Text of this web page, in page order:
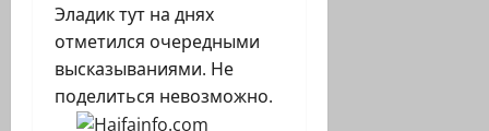
Эладик тут на днях
отметился очередными
высказываниями. Не
поделиться невозможно.